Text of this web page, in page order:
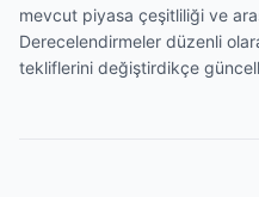
mevcut piyasa çeşitliliği ve
Derecelendirmeler düzenli
tekliflerini değiştirdikçe